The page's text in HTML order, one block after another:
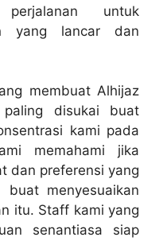
untuk
yang lancar dan
membuat Alhijaz
disukai buat
kami pada
memahami jika
dan preferensi yang
menyesuaikan
itu. Staff kami yang
senantiasa siap